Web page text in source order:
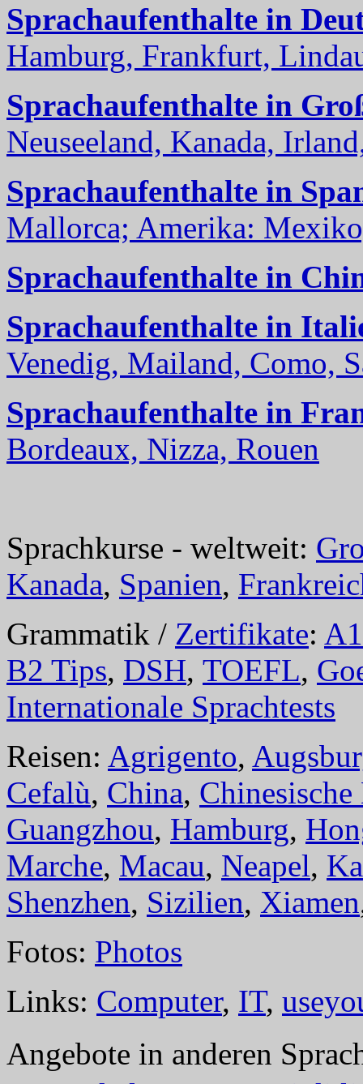
Sprachaufenthalte in
Hamburg, Frankfurt,
Sprachaufenthalte in
Neuseeland, Kanada,
Sprachaufenthalte in
Mallorca; Amerika:
Sprachaufenthalte in
Sprachaufenthalte in
Venedig, Mailand, Como,
Sprachaufenthalte in
Bordeaux, Nizza, Rouen
Sprachkurse - weltweit:
Kanada, Spanien,
Grammatik / Zertifikate: A1
B2 Tips, DSH, TOEFL,
Internationale Sprachtests
Reisen: Agrigento,
Cefalù, China, Chinesische
Guangzhou, Hamburg,
Marche, Macau, Neapel,
Shenzhen, Sizilien, Xiamen
Fotos: Photos
Links: Computer, IT,
Angebote in anderen